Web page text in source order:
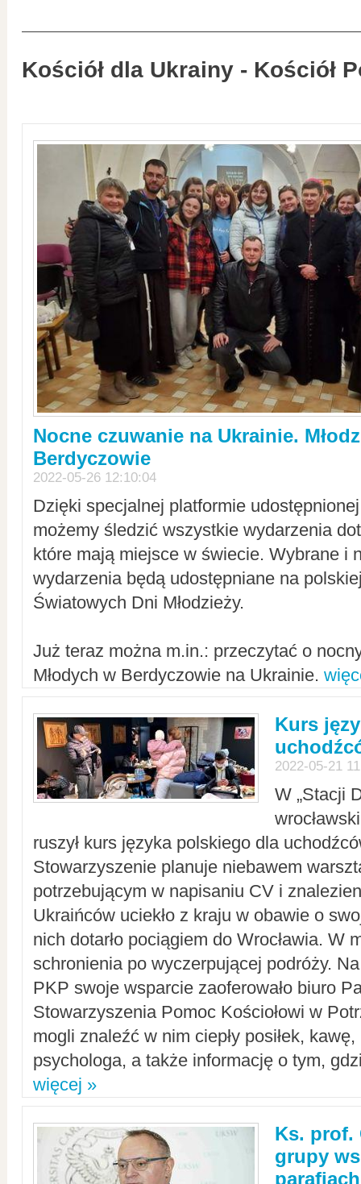
Kościół dla Ukrainy - Kościół
Nocne czuwanie na Ukrainie.
Berdyczowie
2022-05-26 12:10:04
Dzięki specjalnej platformie
możemy śledzić wszystkie wydarzenia
które mają miejsce w świecie. Wybrane i
wydarzenia będą udostępniane na
Światowych Dni Młodzieży.
Już teraz można m.in.: przeczytać o
Młodych w Berdyczowie na Ukrainie.
Kurs
2022-05-21
W „Stacji
ruszył kurs języka polskiego dla
Stowarzyszenie planuje niebawem
potrzebującym w napisaniu CV i
Ukraińców uciekło z kraju w obawie o
nich dotarło pociągiem do Wrocławia. W
schronienia po wyczerpującej podróży.
PKP swoje wsparcie zaoferowało biuro
Stowarzyszenia Pomoc Kościołowi w
mogli znaleźć w nim ciepły posiłek,
psychologa, a także informację o tym,
więcej »
Ks. prof.
grupy
parafiach